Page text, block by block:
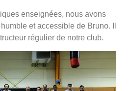
enseignées, nous avons
et accessible de Bruno. Il
régulier de notre club.